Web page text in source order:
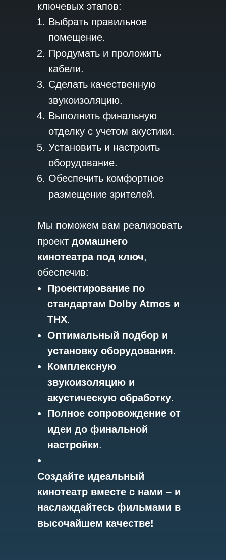
ключевых этапов:
Выбрать правильное
помещение.
Продумать и проложить
кабели.
Сделать качественную
звукоизоляцию.
Выполнить финальную
отделку с учетом акустики.
Установить и настроить
оборудование.
Обеспечить комфортное
размещение зрителей.
Мы поможем вам реализовать
проект домашнего
кинотеатра под ключ,
обеспечив:
Проектирование по
стандартам Dolby Atmos и
THX.
Оптимальный подбор и
установку оборудования.
Комплексную
звукоизоляцию и
акустическую обработку.
Полное сопровождение от
идеи до финальной
настройки.
Создайте идеальный
кинотеатр вместе с нами – и
наслаждайтесь фильмами в
высочайшем качестве!